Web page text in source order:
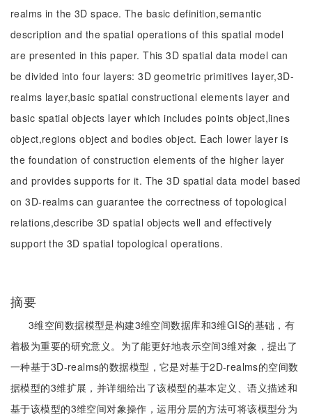
realms in the 3D space. The basic definition,semantic
description and the spatial operations of this spatial model
are presented in this paper. This 3D spatial data model can
be divided into four layers: 3D geometric primitives layer,3D-
realms layer,basic spatial constructional elements layer and
basic spatial objects layer which includes points object,lines
object,regions object and bodies object. Each lower layer is
the foundation of construction elements of the higher layer
and provides supports for it. The 3D spatial data model based
on 3D-realms can guarantee the correctness of topological
relations,describe 3D spatial objects well and effectively
support the 3D spatial topological operations.
摘要
3维空间数据模型是构建3维空间数据库和3维GIS的基础，有
着极为重要的研究意义。为了能更好地表示空间3维对象，提出了
一种基于3D-realms的数据模型，它是对基于2D-realms的空间数
据模型的3维扩展，并详细给出了该模型的基本定义、语义描述和
基于该模型的3维空间对象操作，运用分层的方法可将该模型分为